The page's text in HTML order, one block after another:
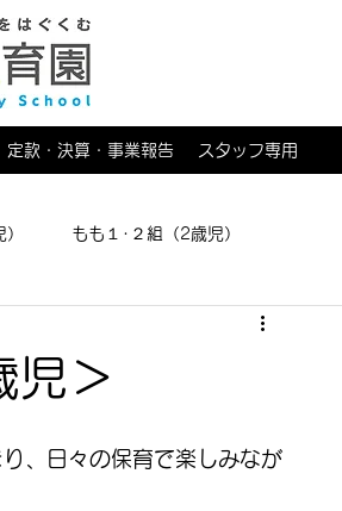
定款・決算・事業報告 スタッフ専用
もも１･２組（2歳児）
児＞
、日々の保育で楽しみなが